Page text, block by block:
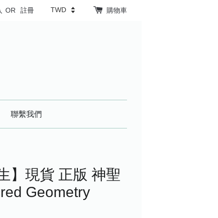
OR 註冊 購物車
聯繫我們
】現貨 正版 神聖
Geometry